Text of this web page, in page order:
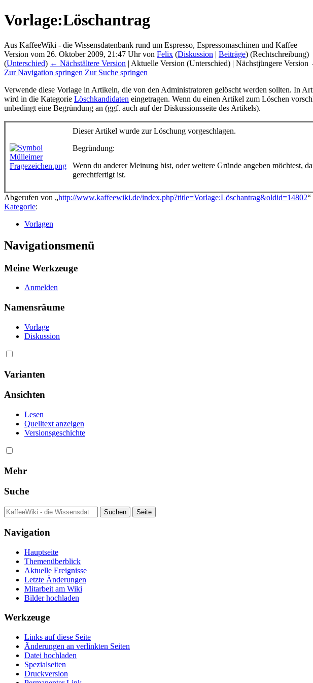
Vorlage:Löschantrag
Aus KaffeeWiki - die Wissensdatenbank rund um Espresso, Espressomaschinen und Kaffee
Version vom 26. Oktober 2009, 21:47 Uhr von Felix (Diskussion | Beiträge) (Rechtschreibung)
(Unterschied) ← Nächstältere Version | Aktuelle Version (Unterschied) | Nächstjüngere
Zur Navigation springen Zur Suche springen
Verwende diese Vorlage in Artikeln, die von den Administratoren gelöscht werden sollten. In
wird in die Kategorie Löschkandidaten eingetragen. Wenn du einen Artikel zum Löschen
unbedingt eine Begründung an (ggf. auch auf der Diskussionsseite des Artikels).
Dieser Artikel wurde zur Löschung vorgeschlagen.
Begründung:
Wenn du anderer Meinung bist, oder weitere Gründe angeben möchtest,
gerechtfertigt ist.
Abgerufen von „http://www.kaffeewiki.de/index.php?title=Vorlage:Löschantrag&oldid=14802“
Kategorie:
Vorlagen
Navigationsmenü
Meine Werkzeuge
Anmelden
Namensräume
Vorlage
Diskussion
Varianten
Ansichten
Lesen
Quelltext anzeigen
Versionsgeschichte
Mehr
Suche
Navigation
Hauptseite
Themenüberblick
Aktuelle Ereignisse
Letzte Änderungen
Mitarbeit am Wiki
Bilder hochladen
Werkzeuge
Links auf diese Seite
Änderungen an verlinkten Seiten
Datei hochladen
Spezialseiten
Druckversion